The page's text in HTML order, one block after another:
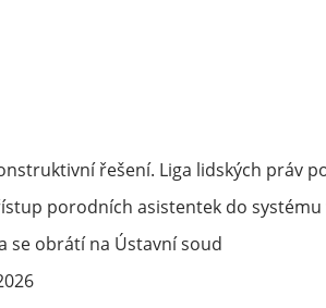
řešení. Liga lidských práv
porodních asistentek do
se obrátí na Ústavní soud